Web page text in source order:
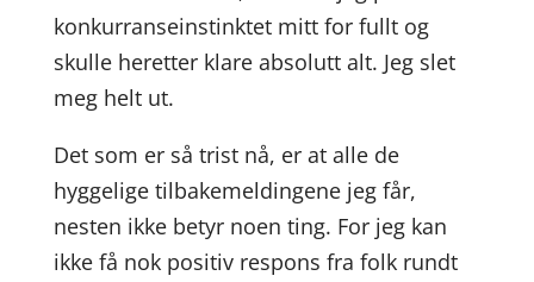
konkurranseinstinktet mitt for fullt og
skulle heretter klare absolutt alt. Jeg slet
meg helt ut.
Det som er så trist nå, er at alle de
hyggelige tilbakemeldingene jeg får,
nesten ikke betyr noen ting. For jeg kan
ikke få nok positiv respons fra folk rundt